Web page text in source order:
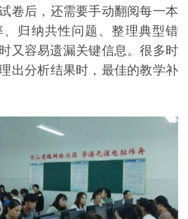
卷后，还需要手动翻阅每一本
归纳共性问题、整理典型错
容易遗漏关键信息。很多时
出分析结果时，最佳的教学补